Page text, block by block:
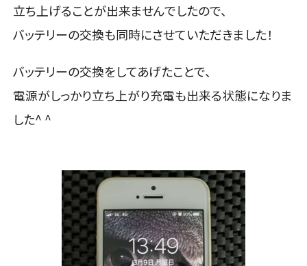
立ち上げることが出来ませんでしたので、
バッテリーの交換も同時にさせていただきました！
バッテリーの交換をしてあげたことで、
電源がしっかり立ち上がり充電も出来る状態になりま
した^ ^